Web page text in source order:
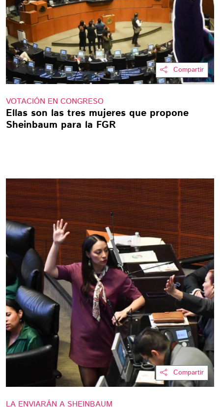
Compartir
VOTACIÓN EN CONGRESO
Ellas son las tres mujeres que propone
Sheinbaum para la FGR
Compartir
LA ENVIARÁN A SHEINBAUM